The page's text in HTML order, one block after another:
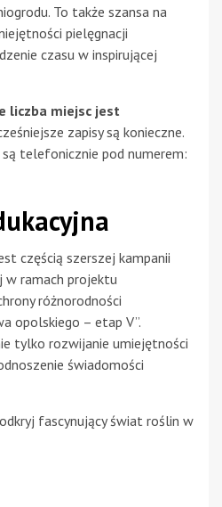
To także szansa na
pielęgnacji
czasu w inspirującej
liczba miejsc jest
zapisy są konieczne.
telefonicznie pod numerem:
częścią szerszej kampanii
w ramach projektu
różnorodności
opolskiego – etap V”.
tylko rozwijanie umiejętności
świadomości
fascynujący świat roślin w